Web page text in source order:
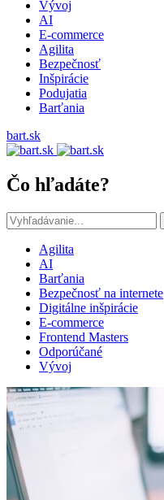
Vývoj
AI
E-commerce
Agilita
Bezpečnosť
Inšpirácie
Podujatia
Barťania
bart.sk
Čo hľadáte?
Agilita
AI
Barťania
Bezpečnosť na internete
Digitálne inšpirácie
E-commerce
Frontend Masters
Odporúčané
Vývoj